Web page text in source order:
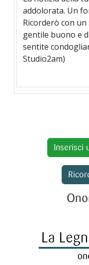
addolorata. Un
Ricorderò con
gentile buono e
sentite
Studio2am)
Inserisci